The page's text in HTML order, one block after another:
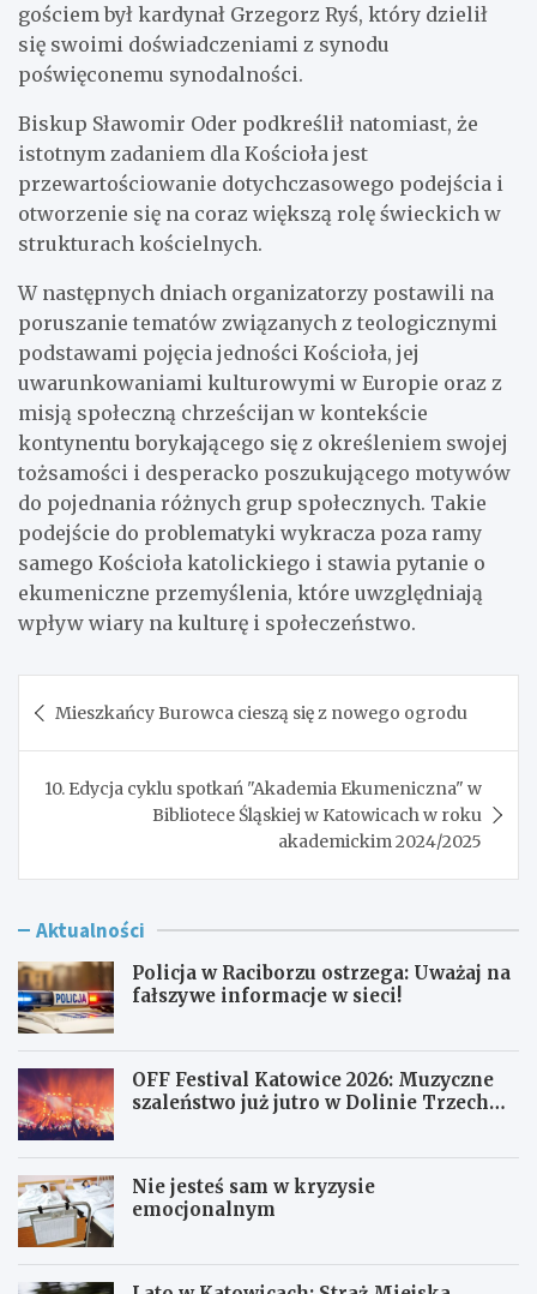
gościem był kardynał Grzegorz Ryś, który dzielił
się swoimi doświadczeniami z synodu
poświęconemu synodalności.
Biskup Sławomir Oder podkreślił natomiast, że
istotnym zadaniem dla Kościoła jest
przewartościowanie dotychczasowego podejścia i
otworzenie się na coraz większą rolę świeckich w
strukturach kościelnych.
W następnych dniach organizatorzy postawili na
poruszanie tematów związanych z teologicznymi
podstawami pojęcia jedności Kościoła, jej
uwarunkowaniami kulturowymi w Europie oraz z
misją społeczną chrześcijan w kontekście
kontynentu borykającego się z określeniem swojej
tożsamości i desperacko poszukującego motywów
do pojednania różnych grup społecznych. Takie
podejście do problematyki wykracza poza ramy
samego Kościoła katolickiego i stawia pytanie o
ekumeniczne przemyślenia, które uwzględniają
wpływ wiary na kulturę i społeczeństwo.
wpisu
Mieszkańcy Burowca cieszą się z nowego ogrodu
10. Edycja cyklu spotkań "Akademia Ekumeniczna" w
Bibliotece Śląskiej w Katowicach w roku
akademickim 2024/2025
Aktualności
Policja w Raciborzu ostrzega: Uważaj na
fałszywe informacje w sieci!
OFF Festival Katowice 2026: Muzyczne
szaleństwo już jutro w Dolinie Trzech
Nie jesteś sam w kryzysie
emocjonalnym